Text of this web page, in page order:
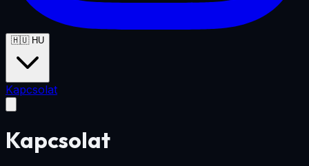
🇭🇺 HU
Kapcsolat
Kapcsolat